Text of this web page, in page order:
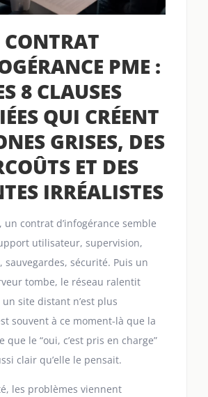
CONTRAT
PME :
8 CLAUSES
QUI CRÉENT
GRISES, DES
ET DES
IRRÉALISTES
un contrat d’infogérance semble
utilisateur, supervision,
sauvegardes, sécurité. Puis un
tombe, le réseau ralentit
site distant n’est plus
souvent à ce moment-là que la
que le “oui, c’est pris en charge”
clair qu’elle le pensait.
les problèmes viennent